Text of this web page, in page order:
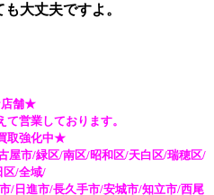
大丈夫ですよ。
舗★
営業しております。
取強化中★
屋市/緑区/南区/昭和区/天白区/瑞穂区/
区/全域/
/日進市/長久手市/安城市/知立市/西尾